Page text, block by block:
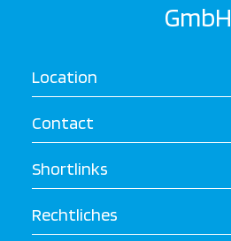
GmbH
Location
Contact
Shortlinks
Rechtliches